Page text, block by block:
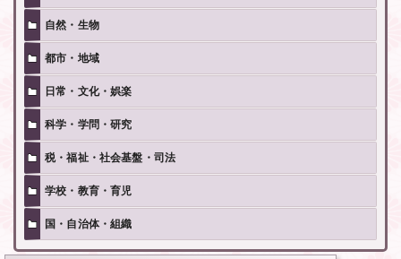
自然・生物
都市・地域
日常・文化・娯楽
科学・学問・研究
税・福祉・社会基盤・司法
学校・教育・育児
国・自治体・組織